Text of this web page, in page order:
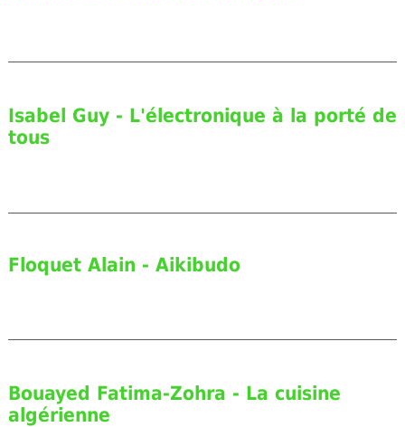
Isabel Guy - L'électronique à la porté de
tous
Floquet Alain - Aikibudo
Bouayed Fatima-Zohra - La cuisine
algérienne